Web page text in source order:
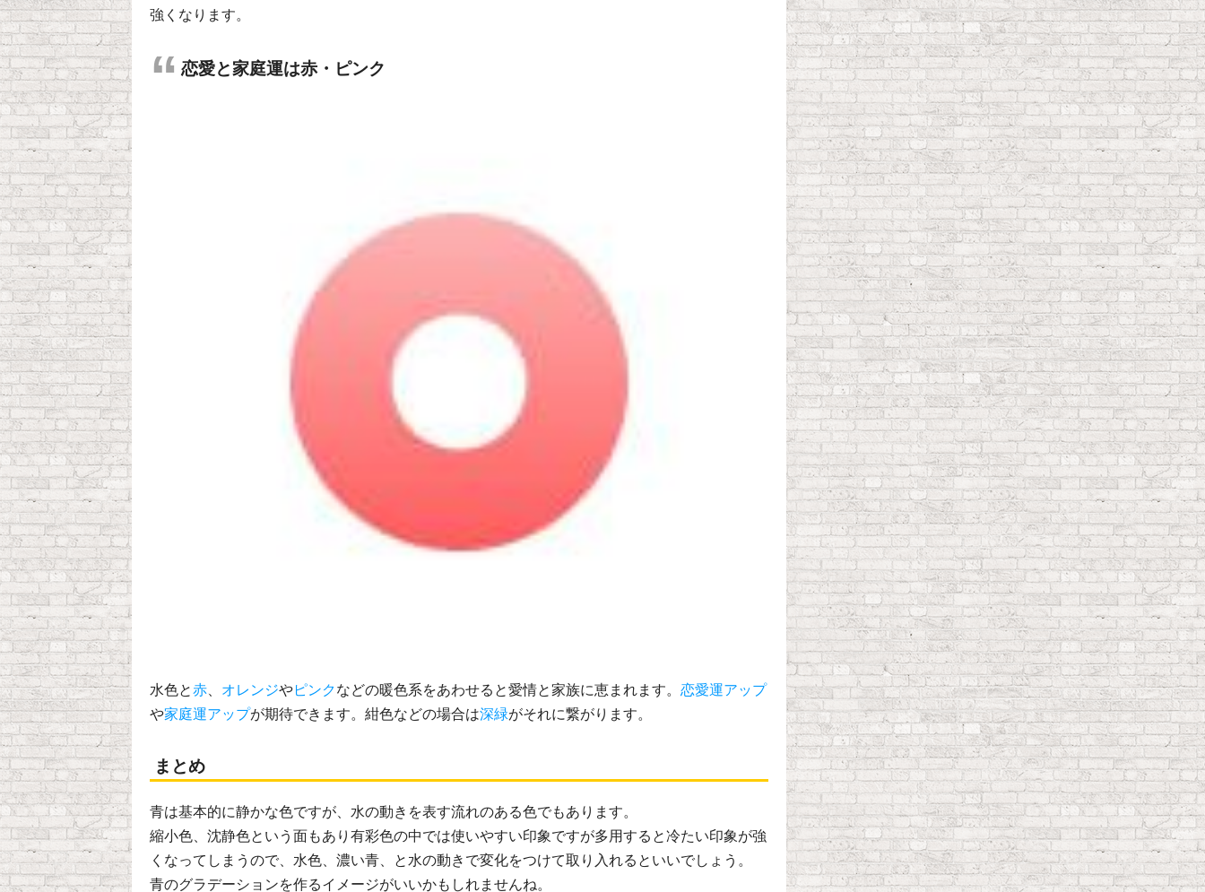
強くなります。
恋愛と家庭運は赤・ピンク
水色と赤 オレンジやピンクなどの暖色系をあわせると愛情と家族に恵まれます。 恋愛運アップ
や家庭運アップが期待できます。紺色などの場合は深緑がそれに繋がります。
まとめ
青は基本的に静かな色ですが、水の動きを表す流れのある色でもあります。
縮小色、沈静色という面もあり有彩色の中では使いやすい印象ですが多用すると冷たい印象が強
くなってしまうので、水色、濃い青、と水の動きで変化をつけて取り入れるといいでしょう。
青のグラデーションを作るイメージがいいかもしれませんね。